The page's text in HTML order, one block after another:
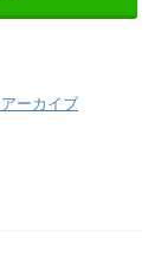
ーカイブ